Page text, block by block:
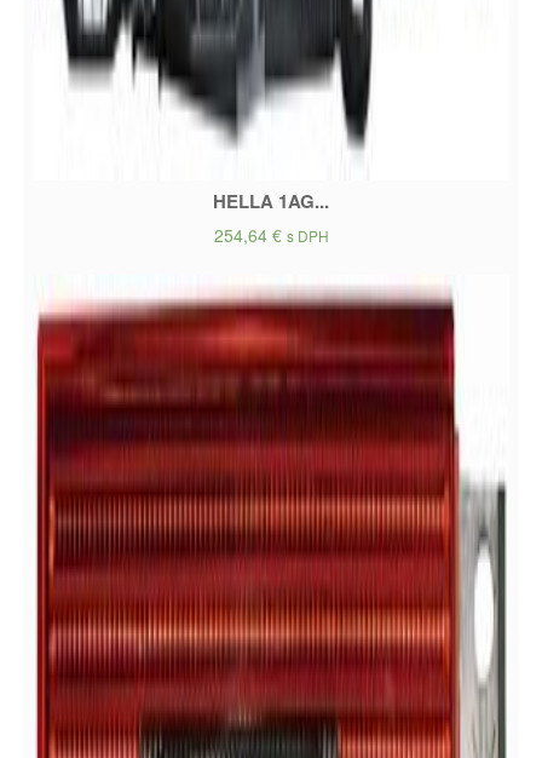
HELLA 1AG...
254,64 € s DPH